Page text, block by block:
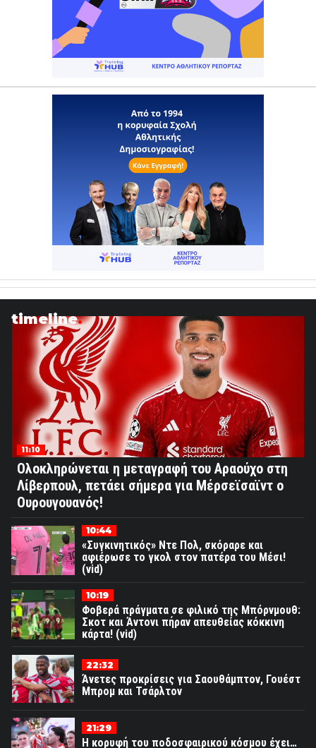
timeline
11:10
Ολοκληρώνεται η μεταγραφή του Αραούχο στη
Λίβερπουλ, πετάει σήμερα για Μέρσεϊσαϊντ ο
Ουρουγουανός!
10:44
«Συγκινητικός» Ντε Πολ, σκόραρε και
αφιέρωσε το γκολ στον πατέρα του Μέσι!
(vid)
10:19
Φοβερά πράγματα σε φιλικό της Μπόρνμουθ:
Σκοτ και Άντονι πήραν απευθείας κόκκινη
κάρτα! (vid)
22:32
Άνετες προκρίσεις για Σαουθάμπτον, Γουέστ
Μπρομ και Τσάρλτον
21:29
Η κορυφή του ποδοσφαιρικού κόσμου έχει…